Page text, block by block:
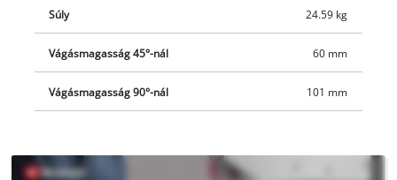
fokozatmentesen, -60° és +60° között állítható, dönthető. A
többszörösen állítható golyóscsapágyas vezetőgörgők
csökkentik a fűrészlap rezgését, sokkal biztonságosabb
csomagolásban található tolónyél elengedhetetlen a
felhasználó biztonságáról a nullfeszültség-kapcsoló
Súly 24.59 kg
Vágásmagasság 45°-nál 60 mm
Vágásmagasság 90°-nál 101 mm